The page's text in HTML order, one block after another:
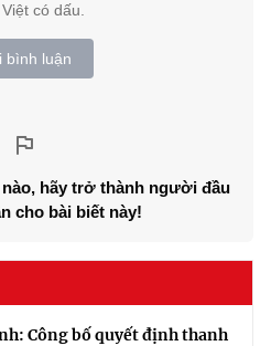
có dấu.
bình luận
hãy trở thành người đầu
cho bài biết này!
Công bố quyết định thanh